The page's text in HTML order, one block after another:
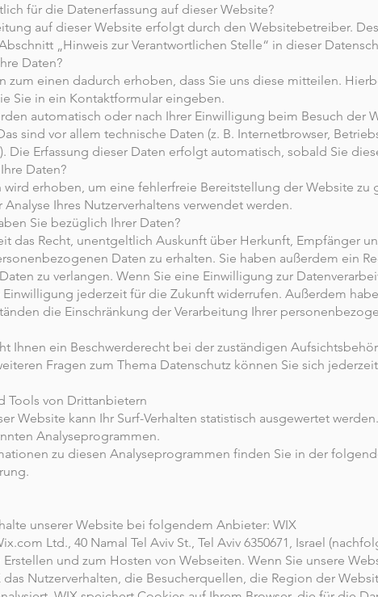
für die Datenerfassung auf dieser Website?
auf dieser Website erfolgt durch den Websitebetreiber.
„Hinweis zur Verantwortlichen Stelle“ in dieser
Daten?
zum einen dadurch erhoben, dass Sie uns diese mitteilen.
Sie in ein Kontaktformular eingeben.
automatisch oder nach Ihrer Einwilligung beim Besuch der
sind vor allem technische Daten (z. B. Internetbrowser,
Die Erfassung dieser Daten erfolgt automatisch, sobald Sie
Daten?
wird erhoben, um eine fehlerfreie Bereitstellung der Website zu
Analyse Ihres Nutzerverhaltens verwendet werden.
Sie bezüglich Ihrer Daten?
das Recht, unentgeltlich Auskunft über Herkunft, Empfänger
Daten zu erhalten. Sie haben außerdem ein
zu verlangen. Wenn Sie eine Einwilligung zur
jederzeit für die Zukunft widerrufen. Außerdem
die Einschränkung der Verarbeitung Ihrer
Ihnen ein Beschwerderecht bei der zuständigen
Fragen zum Thema Datenschutz können Sie sich
Tools von Drittanbietern
Website kann Ihr Surf-Verhalten statistisch ausgewertet
Analyseprogrammen.
zu diesen Analyseprogrammen finden Sie in der
unserer Website bei folgendem Anbieter: WIX
Ltd., 40 Namal Tel Aviv St., Tel Aviv 6350671, Israel
Erstellen und zum Hosten von Webseiten. Wenn Sie unsere
Nutzerverhalten, die Besucherquellen, die Region der